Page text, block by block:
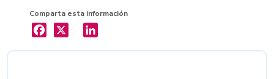
Comparta esta información
X LinkedIn